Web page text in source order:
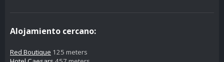
Alojamiento cercano:
Red Boutique 125 meters